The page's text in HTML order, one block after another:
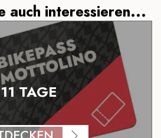
auch interessieren...
11 TAGE